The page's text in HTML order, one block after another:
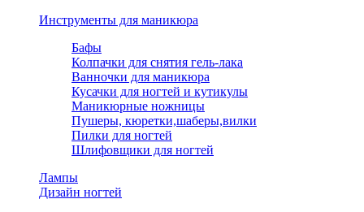
Инструменты для маникюра
Бафы
Колпачки для снятия гель-лака
Ванночки для маникюра
Кусачки для ногтей и кутикулы
Маникюрные ножницы
Пушеры, кюретки,шаберы,вилки
Пилки для ногтей
Шлифовщики для ногтей
Лампы
Дизайн ногтей